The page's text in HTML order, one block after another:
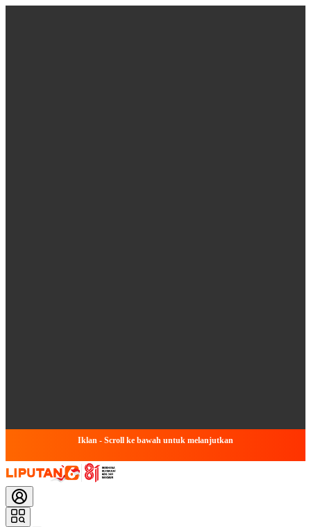
Iklan - Scroll ke bawah untuk melanjutkan